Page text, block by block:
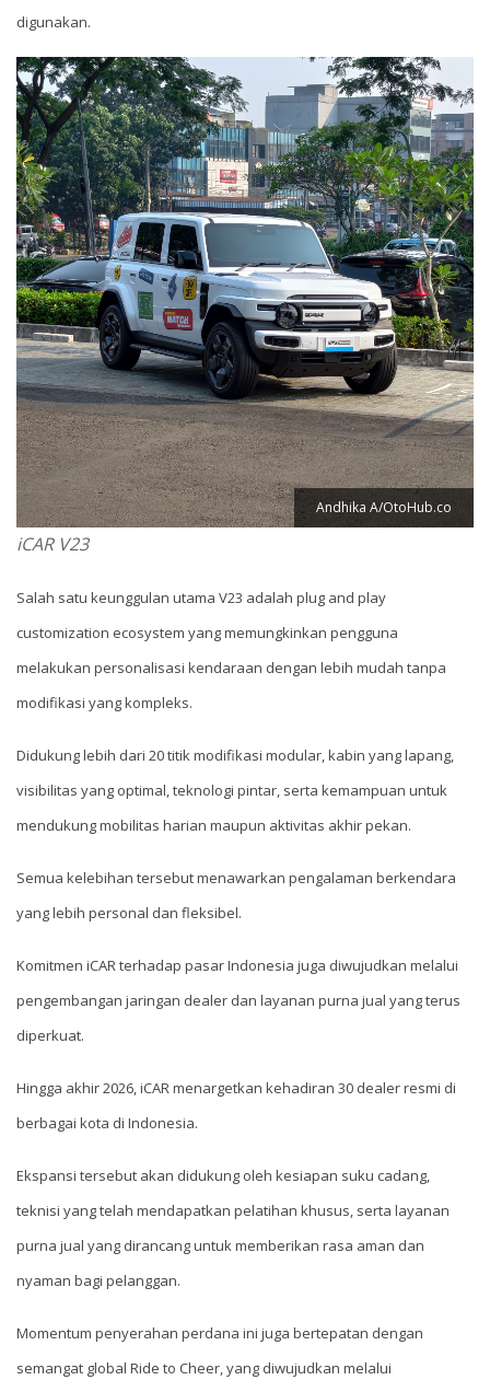
digunakan.
Andhika A/OtoHub.co
iCAR V23
Salah satu keunggulan utama V23 adalah plug and play
customization ecosystem yang memungkinkan pengguna
melakukan personalisasi kendaraan dengan lebih mudah tanpa
modifikasi yang kompleks.
Didukung lebih dari 20 titik modifikasi modular, kabin yang lapang,
visibilitas yang optimal, teknologi pintar, serta kemampuan untuk
mendukung mobilitas harian maupun aktivitas akhir pekan.
Semua kelebihan tersebut menawarkan pengalaman berkendara
yang lebih personal dan fleksibel.
Komitmen iCAR terhadap pasar Indonesia juga diwujudkan melalui
pengembangan jaringan dealer dan layanan purna jual yang terus
diperkuat.
Hingga akhir 2026, iCAR menargetkan kehadiran 30 dealer resmi di
berbagai kota di Indonesia.
Ekspansi tersebut akan didukung oleh kesiapan suku cadang,
teknisi yang telah mendapatkan pelatihan khusus, serta layanan
purna jual yang dirancang untuk memberikan rasa aman dan
nyaman bagi pelanggan.
Momentum penyerahan perdana ini juga bertepatan dengan
semangat global Ride to Cheer, yang diwujudkan melalui